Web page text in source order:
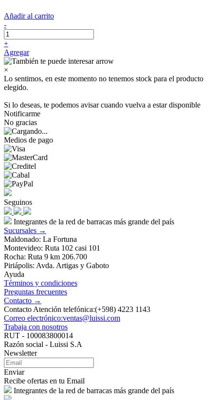
Añadir al carrito
-
+
Agregar
×
Lo sentimos, en este momento no tenemos stock para el producto
elegido.
Si lo deseas, te podemos avisar cuando vuelva a estar disponible
Notificarme
No gracias
Medios de pago
Seguinos
Integrantes de la red de barracas más grande del país
Sucursales →
Maldonado: La Fortuna
Montevideo: Ruta 102 casi 101
Rocha: Ruta 9 km 206.700
Piriápolis: Avda. Artigas y Gaboto
Ayuda
Términos y condiciones
Preguntas frecuentes
Contacto →
Contacto Atención telefónica:(+598) 4223 1143
Correo electrónico:ventas@luissi.com
Trabaja con nosotros
RUT - 100083800014
Razón social - Luissi S.A
Newsletter
Enviar
Recibe ofertas en tu Email
Integrantes de la red de barracas más grande del país